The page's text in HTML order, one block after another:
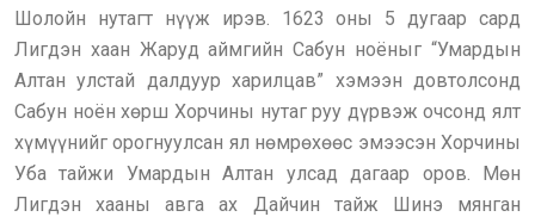
Шолойн нутагт нүүж ирэв. 1623 оны 5 дугаар сард
Лигдэн хаан Жаруд аймгийн Сабун ноёныг “Умардын
Алтан улстай далдуур харилцав” хэмээн довтолсонд
Сабун ноён хөрш Хорчины нутаг руу дүрвэж очсонд ялт
хүмүүнийг орогнуулсан ял нөмрөхөөс эмээсэн Хорчины
Уба тайжи Умардын Алтан улсад дагаар оров. Мөн
Лигдэн хааны авга ах Дайчин тайж Шинэ мянган